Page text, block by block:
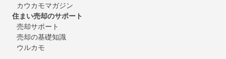
カウカモマガジン
住まい売却のサポート
売却サポート
売却の基礎知識
ウルカモ